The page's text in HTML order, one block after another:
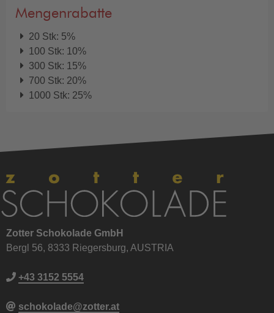
Mengenrabatte
20 Stk: 5%
100 Stk: 10%
300 Stk: 15%
700 Stk: 20%
1000 Stk: 25%
Zotter Schokolade GmbH
Bergl 56, 8333 Riegersburg, AUSTRIA
+43 3152 5554
schokolade@zotter.at